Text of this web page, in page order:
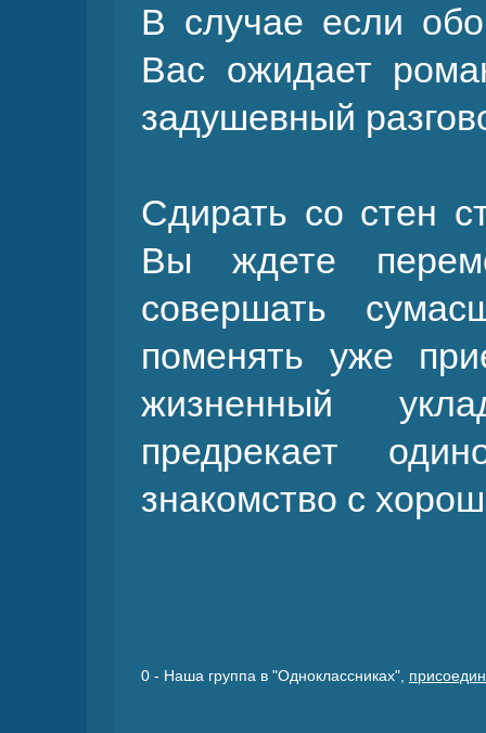
В случае если
Вас ожидает
задушевный
Сдирать со стен
Вы ждете
совершать
поменять уже
жизненный
предрекает
знакомство с
0 - Наша группа в "Одноклассниках",